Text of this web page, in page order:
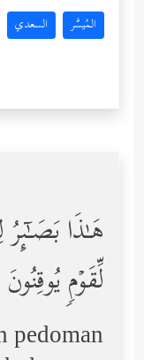
المُيسَّر السعدي
هَـٰذَا
لِّقَوۡمࣲ یُوقِنُونَ